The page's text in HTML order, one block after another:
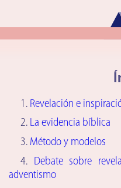
1. Revelación e
2. La evidencia bíblica
3. Método y modelos
4.
Debate sobre
adventismo